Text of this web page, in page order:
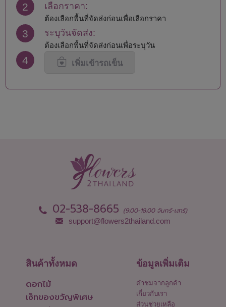
นนทบุรี
น่าน
ปทุมธานี
ประจวบคีรีขันธ์
ปราจีนบุรี
สุรินทร์
อ่างทอง
2 เลือกราคา:
ต้องเลือกพื้นที่จัดส่งก่อนเพื่อเลือกราคา
3 ระบุวันจัดส่ง:
ต้องเลือกพื้นที่จัดส่งก่อนเพื่อระบุวัน
4 เพิ่มเข้ารถเข็น
02-538-8665 (9:00-18:00 จันทร์-เสาร์)
support@flowers2thailand.com
สินค้าทั้งหมด
ดอกไม้
เซ็ทของขวัญพิเศษ
ข้อมูลเพิ่มเติม
คำชมจากลูกค้า
เกี่ยวกับเรา
ส่วนช่วยเหลือ